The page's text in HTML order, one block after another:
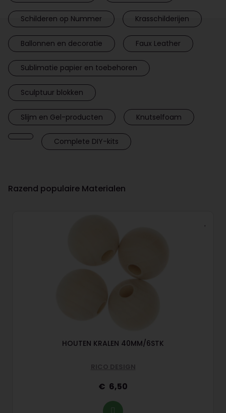
Schilderen op Nummer Krasschilderijen
Ballonnen en decoratie Faux Leather
Sublimatie papier en toebehoren
Sculptuur blokken
Slijm en Gel-producten Knutselfoam
Complete DIY-kits
Razend populaire Materialen
HOUTEN KRALEN 40MM/6STK
RICO DESIGN
6,50